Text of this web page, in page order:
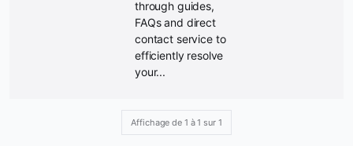
through guides,
FAQs and direct
contact service to
efficiently resolve
your...
Affichage de 1 à 1 sur 1